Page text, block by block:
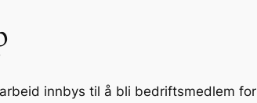
innbys til å bli bedriftsmedlem for